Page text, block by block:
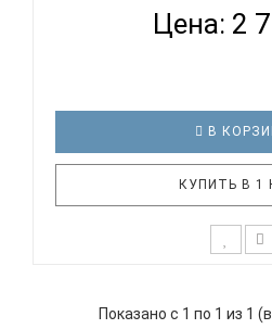
Цена: 2
В
КУПИТЬ В 1
PINK розового цвета.
Показано с 1 по 1 из 1